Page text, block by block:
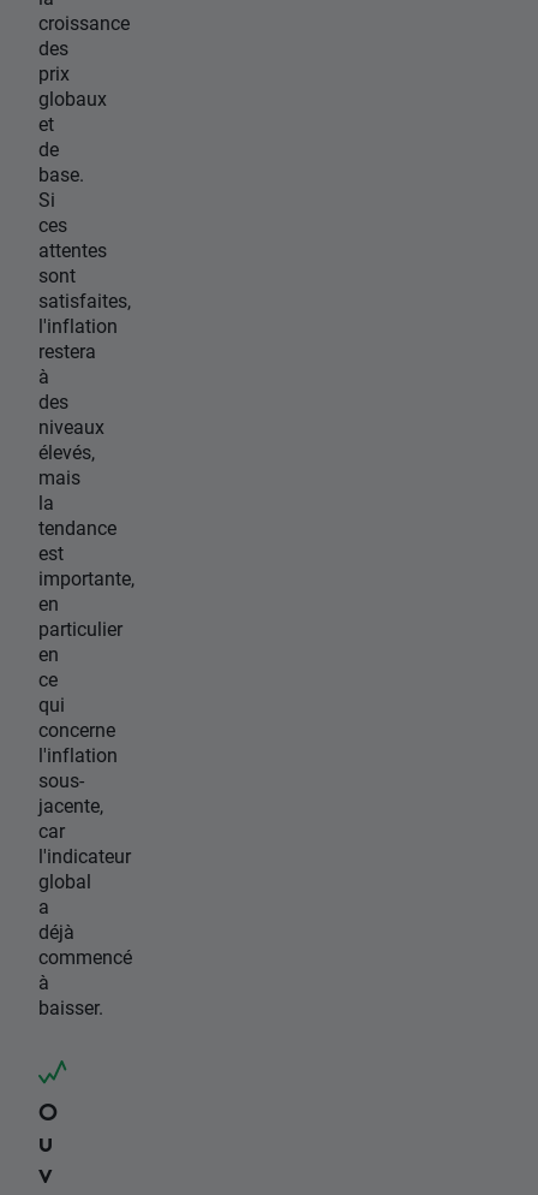
croissance
des
prix
globaux
et
de
base.
Si
ces
attentes
sont
satisfaites,
l'inflation
restera
à
des
niveaux
élevés,
mais
la
tendance
est
importante,
en
particulier
en
ce
qui
concerne
l'inflation
sous-
jacente,
car
l'indicateur
global
a
déjà
commencé
à
baisser.
O
u
v